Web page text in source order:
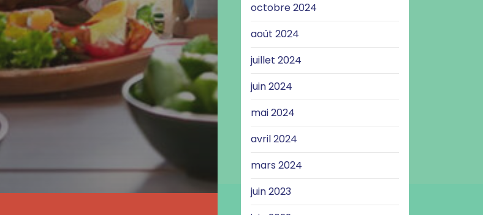
octobre 2024
août 2024
juillet 2024
juin 2024
mai 2024
avril 2024
mars 2024
juin 2023